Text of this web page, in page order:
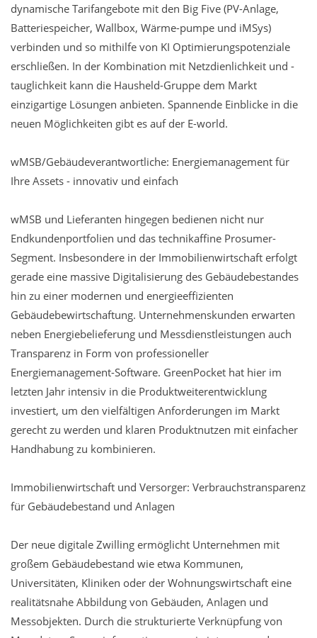
dynamische Tarifangebote mit den Big Five (PV-Anlage,
Batteriespeicher, Wallbox, Wärme-pumpe und iMSys)
verbinden und so mithilfe von KI Optimierungspotenziale
erschließen. In der Kombination mit Netzdienlichkeit und -
tauglichkeit kann die Hausheld-Gruppe dem Markt
einzigartige Lösungen anbieten. Spannende Einblicke in die
neuen Möglichkeiten gibt es auf der E-world.
wMSB/Gebäudeverantwortliche: Energiemanagement für
Ihre Assets - innovativ und einfach
wMSB und Lieferanten hingegen bedienen nicht nur
Endkundenportfolien und das technikaffine Prosumer-
Segment. Insbesondere in der Immobilienwirtschaft erfolgt
gerade eine massive Digitalisierung des Gebäudebestandes
hin zu einer modernen und energieeffizienten
Gebäudebewirtschaftung. Unternehmenskunden erwarten
neben Energiebelieferung und Messdienstleistungen auch
Transparenz in Form von professioneller
Energiemanagement-Software. GreenPocket hat hier im
letzten Jahr intensiv in die Produktweiterentwicklung
investiert, um den vielfältigen Anforderungen im Markt
gerecht zu werden und klaren Produktnutzen mit einfacher
Handhabung zu kombinieren.
Immobilienwirtschaft und Versorger: Verbrauchstransparenz
für Gebäudebestand und Anlagen
Der neue digitale Zwilling ermöglicht Unternehmen mit
großem Gebäudebestand wie etwa Kommunen,
Universitäten, Kliniken oder der Wohnungswirtschaft eine
realitätsnahe Abbildung von Gebäuden, Anlagen und
Messobjekten. Durch die strukturierte Verknüpfung von